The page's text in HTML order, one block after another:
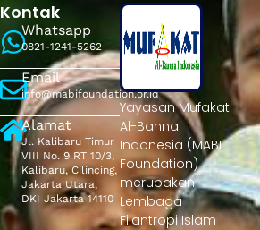
Kontak
Whatsapp
0821-1241-5262
Email
info@mabifoundation.or.id
Alamat
Jl. Kalibaru Timur
VIII No. 9 RT 10/3,
Kalibaru, Cilincing,
Jakarta Utara,
DKI Jakarta 14110
Yayasan Mufakat
Al-Banna
Indonesia (MABI
Foundation)
merupakan
Lembaga
Filantropi Islam